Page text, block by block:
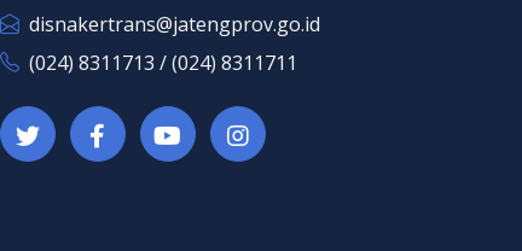
disnakertrans@jatengprov.go.id
(024) 8311713 / (024) 8311711